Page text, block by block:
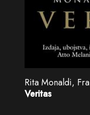
Rita Monaldi,
Veritas